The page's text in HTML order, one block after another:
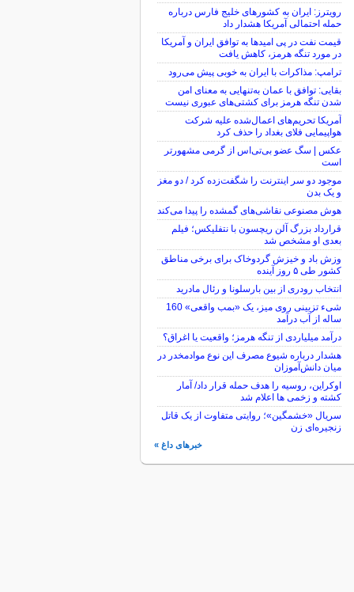
رویترز: ایران به کشورهای خلیج فارس درباره
حمله احتمالی آمریکا هشدار داد
قیمت نفت در پی امیدها به توافق ایران و آمریکا
در مورد تنگه هرمز، کاهش یافت
ترامپ: مذاکرات با ایران به خوبی پیش می‌رود
بقایی: توافق با عمان به‌تنهایی به معنای امن
شدن تنگه هرمز برای کشتی‌های عبوری نیست
آمریکا تحریم‌های اعمال‌شده علیه شرکت
هواپیمایی فلای بغداد را حذف کرد
عکس | سگ عضو بی‌تی‌اس از گرمی مشهورتر
است
موجود دو سر اینترنت را شگفت‌زده کرد / دو مغز
و یک بدن
هوش مصنوعی نقاشی‌های گمشده را پیدا می‌کند
قرارداد بزرگ آلن ریچسون با نتفلیکس؛ فیلم
بعدی او مشخص شد
وزش باد و خیزش گردوخاک برای برخی مناطق
کشور طی ۵ روز آینده
انتخاب رودری از بین بارسلونا و رئال مادرید
شیء تزیینی روی میز، یک «بمب واقعی» 160
ساله از آب درآمد
درآمد میلیاردی از تنگه هرمز؛ واقعیت یا اغراق؟
هشدار درباره شیوع مصرف این نوع موادمخدر در
میان دانش‌آموزان
اوکراین، روسیه را هدف حمله قرار داد/ آمار
کشته و زخمی ها اعلام شد
سریال «خشمگین»؛ روایتی متفاوت از یک قاتل
زنجیره‌ای زن
خبرهای داغ »